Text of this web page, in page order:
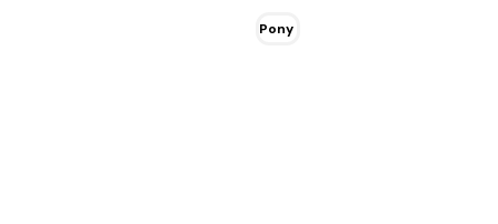
Pony